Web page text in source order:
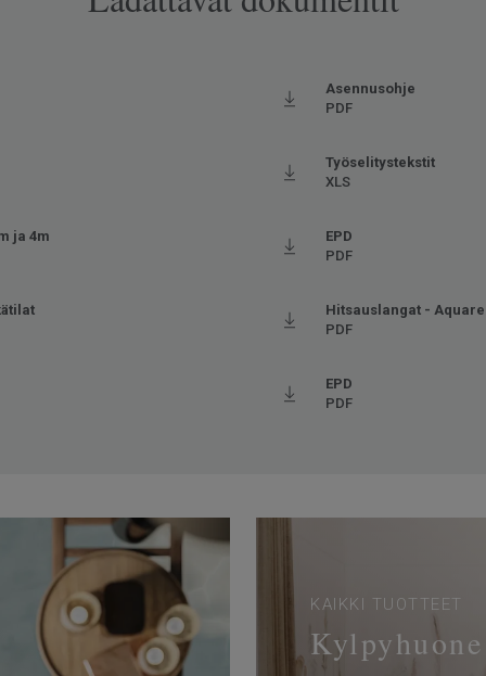
Asennusohje
PDF
Työselitystekstit
XLS
ja 4m
EPD
PDF
Hitsauslangat -
PDF
EPD
PDF
KAIKKI TUOTTEET
Kylpyhuone